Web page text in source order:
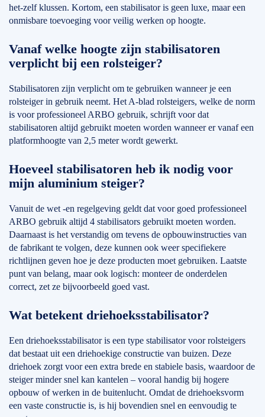
het-zelf klussen. Kortom, een stabilisator is geen luxe, maar een
onmisbare toevoeging voor veilig werken op hoogte.
Vanaf welke hoogte zijn stabilisatoren
verplicht bij een rolsteiger?
Stabilisatoren zijn verplicht om te gebruiken wanneer je een
rolsteiger in gebruik neemt. Het A-blad rolsteigers, welke de norm
is voor professioneel ARBO gebruik, schrijft voor dat
stabilisatoren altijd gebruikt moeten worden wanneer er vanaf een
platformhoogte van 2,5 meter wordt gewerkt.
Hoeveel stabilisatoren heb ik nodig voor
mijn aluminium steiger?
Vanuit de wet -en regelgeving geldt dat voor goed professioneel
ARBO gebruik altijd 4 stabilisators gebruikt moeten worden.
Daarnaast is het verstandig om tevens de opbouwinstructies van
de fabrikant te volgen, deze kunnen ook weer specifiekere
richtlijnen geven hoe je deze producten moet gebruiken. Laatste
punt van belang, maar ook logisch: monteer de onderdelen
correct, zet ze bijvoorbeeld goed vast.
Wat betekent driehoeksstabilisator?
Een driehoeksstabilisator is een type stabilisator voor rolsteigers
dat bestaat uit een driehoekige constructie van buizen. Deze
driehoek zorgt voor een extra brede en stabiele basis, waardoor de
steiger minder snel kan kantelen – vooral handig bij hogere
opbouw of werken in de buitenlucht. Omdat de driehoeksvorm
een vaste constructie is, is hij bovendien snel en eenvoudig te